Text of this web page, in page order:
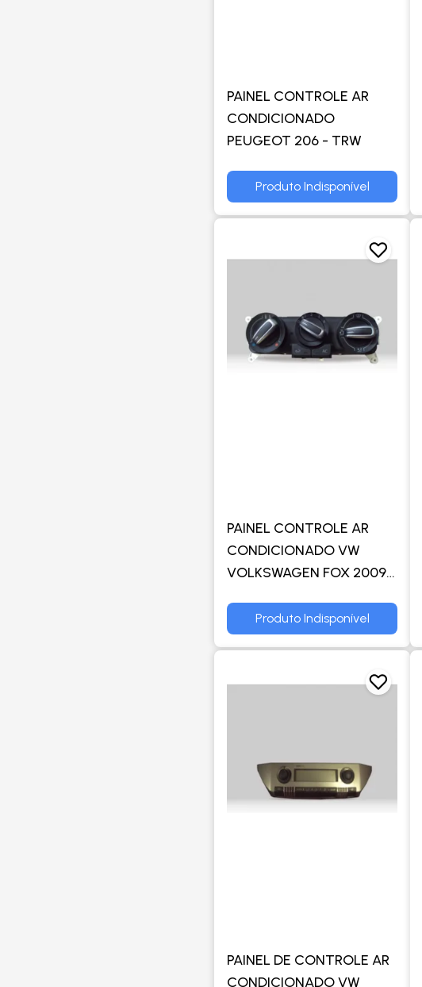
PAINEL CONTROLE AR
CONDICIONADO
PEUGEOT 206 - TRW
Produto Indisponível
PAINEL CONTROLE AR
CONDICIONADO VW
VOLKSWAGEN FOX 2009
SIBERIAN - TRW
Produto Indisponível
PAINEL DE CONTROLE AR
CONDICIONADO VW